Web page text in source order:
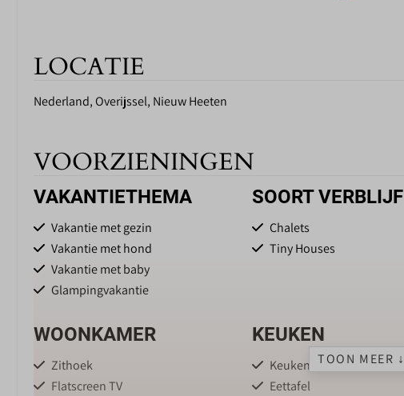
LOCATIE
Nederland, Overijssel, Nieuw Heeten
VOORZIENINGEN
VAKANTIETHEMA
Vakantie met gezin
Vakantie met hond
Vakantie met baby
Glampingvakantie
SOORT VERBLIJF
Chalets
Tiny Houses
WOONKAMER
Zithoek
Flatscreen TV
KEUKEN
Keuken
Eettafel
TOON MEER ↓